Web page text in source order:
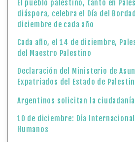
El pueblo palestino, tanto en
diáspora, celebra el Día del
diciembre de cada año
Cada año, el 14 de diciembre,
del Maestro Palestino
Declaración del Ministerio de
Expatriados del Estado de
Argentinos solicitan la
10 de diciembre: Día
Humanos